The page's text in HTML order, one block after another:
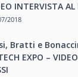
INTERVISTA AL
2018
Bratti e
EXPO –